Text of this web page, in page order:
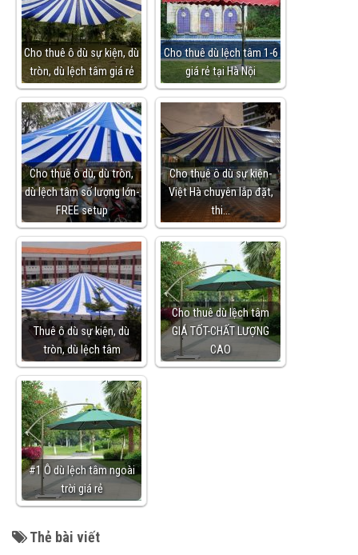
Cho thuê ô dù sự kiện, dù
tròn, dù lệch tâm giá rẻ
Cho thuê dù lệch tâm 1-6
giá rẻ tại Hà Nội
Cho thuê ô dù, dù tròn,
dù lệch tâm số lượng lớn-
FREE setup
Cho thuê ô dù sự kiện-
Việt Hà chuyên lắp đặt,
thi…
Thuê ô dù sự kiện, dù
tròn, dù lệch tâm
Cho thuê dù lệch tâm
GIÁ TỐT-CHẤT LƯỢNG
CAO
#1 Ô dù lệch tâm ngoài
trời giá rẻ
Thẻ bài viết